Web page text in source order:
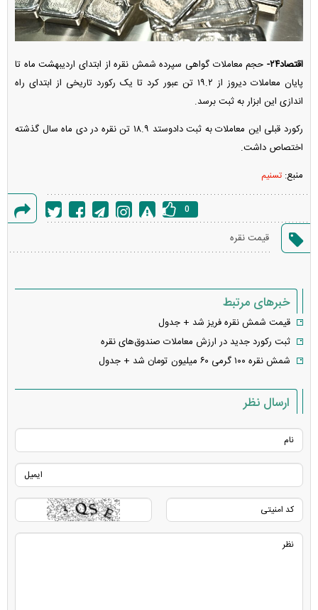
اقتصاد۲۴-
حجم معاملات گواهی سپرده شمش نقره از ابتدای اردیبهشت ماه تا
پایان معاملات دیروز از ۱۹.۲ تن عبور کرد تا یک رکورد تاریخی از ابتدای راه
اندازی این ابزار به ثبت برسد.
رکورد قبلی این معاملات به ثبت دادوستد ۱۸.۹ تن نقره در دی ماه سال گذشته
اختصاص داشت.
منبع: تسنیم
خطا
0
قیمت نقره
خبرهای مرتبط
قیمت شمش نقره فریز شد + جدول
ثبت رکورد جدید در ارزش معاملات صندوق‌های نقره
شمش نقره ۱۰۰ گرمی ۶۰ میلیون تومان شد + جدول
ارسال نظر